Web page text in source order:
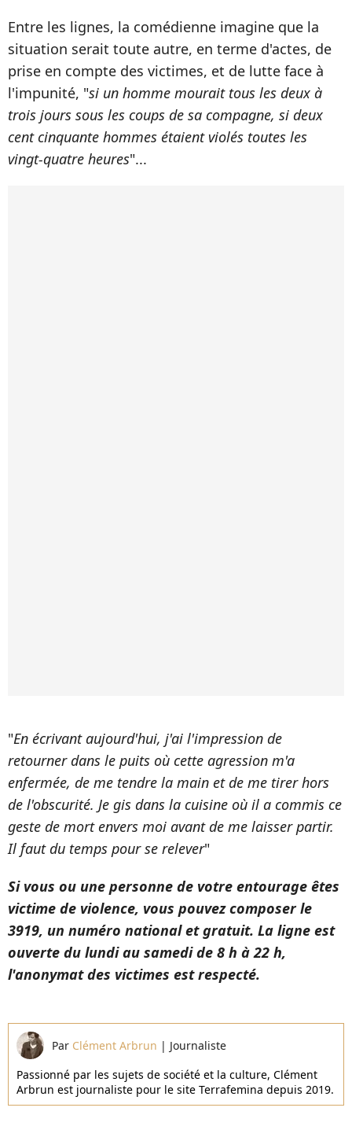
Entre les lignes, la comédienne imagine que la
situation serait toute autre, en terme d'actes, de
prise en compte des victimes, et de lutte face à
l'impunité, "si un homme mourait tous les deux à
trois jours sous les coups de sa compagne, si deux
cent cinquante hommes étaient violés toutes les
vingt-quatre heures"...
"En écrivant aujourd'hui, j'ai l'impression de
retourner dans le puits où cette agression m'a
enfermée, de me tendre la main et de me tirer hors
de l'obscurité. Je gis dans la cuisine où il a commis ce
geste de mort envers moi avant de me laisser partir.
Il faut du temps pour se relever"
Si vous ou une personne de votre entourage êtes
victime de violence, vous pouvez composer le
3919, un numéro national et gratuit. La ligne est
ouverte du lundi au samedi de 8 h à 22 h,
l'anonymat des victimes est respecté.
Par Clément Arbrun | Journaliste
Passionné par les sujets de société et la culture, Clément
Arbrun est journaliste pour le site Terrafemina depuis 2019.